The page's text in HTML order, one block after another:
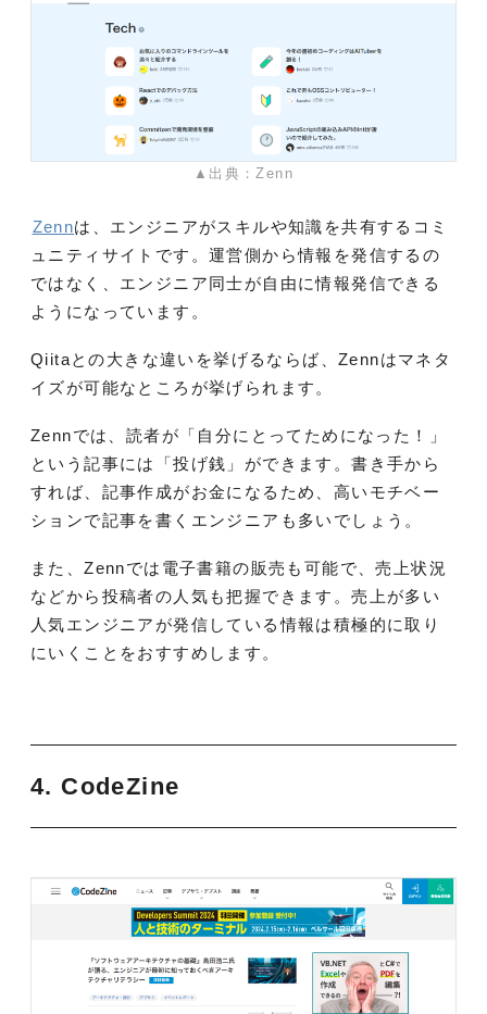
▲出典：Zenn
Zennは、エンジニアがスキルや知識を共有するコミ
ュニティサイトです。運営側から情報を発信するの
ではなく、エンジニア同士が自由に情報発信できる
ようになっています。
Qiitaとの大きな違いを挙げるならば、Zennはマネタ
イズが可能なところが挙げられます。
Zennでは、読者が「自分にとってためになった！」
という記事には「投げ銭」ができます。書き手から
すれば、記事作成がお金になるため、高いモチベー
ションで記事を書くエンジニアも多いでしょう。
また、Zennでは電子書籍の販売も可能で、売上状況
などから投稿者の人気も把握できます。売上が多い
人気エンジニアが発信している情報は積極的に取り
にいくことをおすすめします。
4. CodeZine